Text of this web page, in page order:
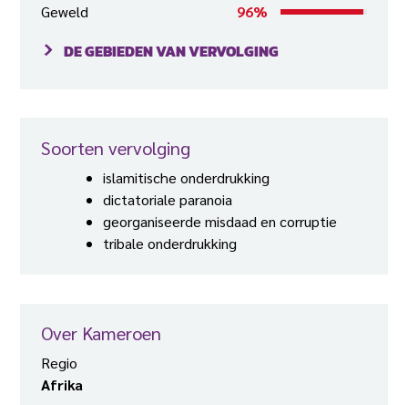
Geweld
96%
DE GEBIEDEN VAN VERVOLGING
Soorten vervolging
islamitische onderdrukking
dictatoriale paranoia
georganiseerde misdaad en corruptie
tribale onderdrukking
Over Kameroen
Regio
Afrika